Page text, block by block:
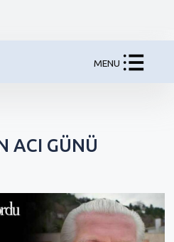
MENU
ACI GÜNÜ